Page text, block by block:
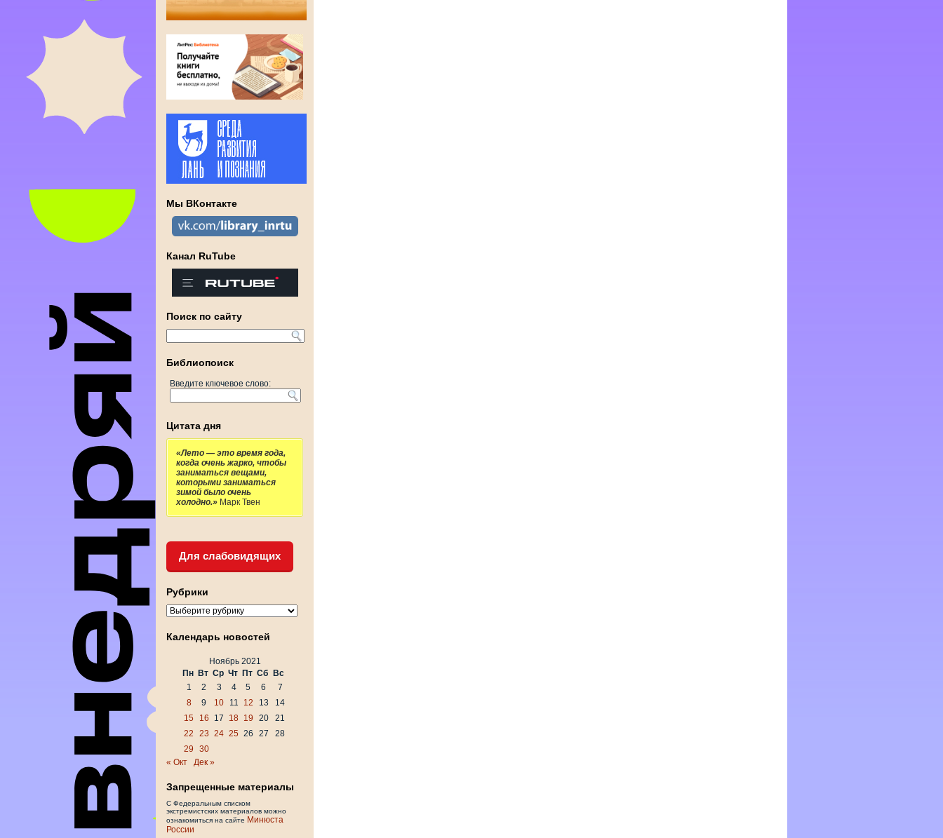
Мы ВКонтакте
Канал RuTube
Поиск по сайту
Библиопоиск
Введите ключевое слово:
Цитата дня
«Лето — это время года,
когда очень жарко, чтобы
заниматься вещами,
которыми заниматься
зимой было очень
холодно.» Марк Твен
Для слабовидящих
Рубрики
Рубрики
Календарь новостей
Ноябрь 2021
Пн Вт Ср Чт Пт Сб
Вс
1
2 3 4 5 6
7
8
9 10 11 12 13
14
15
16 17 18 19 20
21
22
23 24 25 26 27
28
29
30
« Окт
Дек »
Запрещенные материалы
С Федеральным списком
экстремистских материалов можно
ознакомиться на сайте Минюста
России